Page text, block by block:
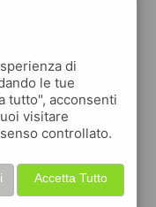
di
le tue
tutto", acconsenti
visitare
controllato.
Accetta Tutto